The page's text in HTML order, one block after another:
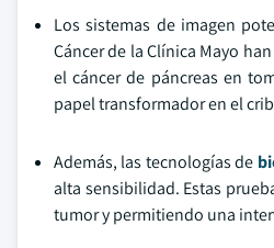
Los sistemas de imagen
Cáncer de la Clínica Mayo
el cáncer de páncreas en
papel transformador en el
Además, las tecnologías de
alta sensibilidad. Estas
tumor y permitiendo una